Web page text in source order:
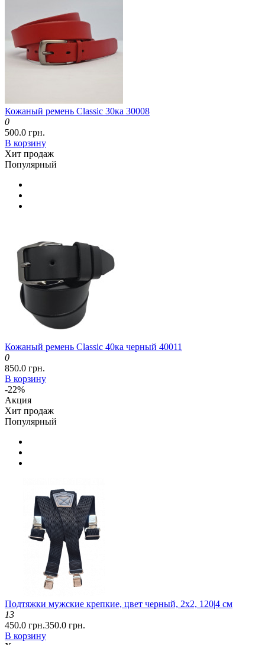
Кожаный ремень Classic 30ка 30008
0
500.0 грн.
В корзину
Хит продаж
Популярный
Кожаный ремень Classic 40ка черный 40011
0
850.0 грн.
В корзину
-22%
Акция
Хит продаж
Популярный
Подтяжки мужские крепкие, цвет черный, 2x2, 120|4 см
13
450.0 грн.350.0 грн.
В корзину